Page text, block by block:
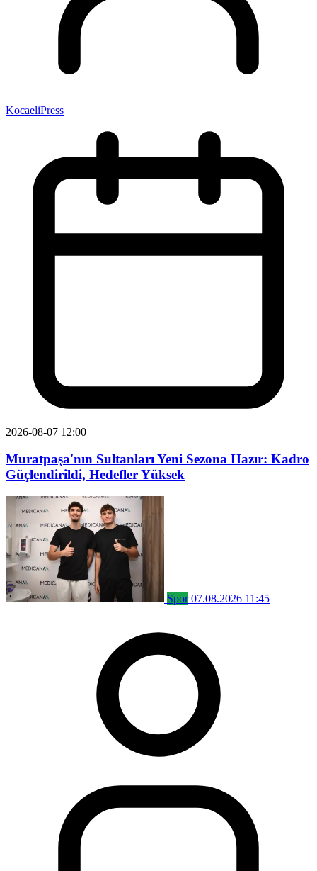
KocaeliPress
2026-08-07 12:00
Muratpaşa'nın Sultanları Yeni Sezona Hazır: Kadro
Güçlendirildi, Hedefler Yüksek
Spor 07.08.2026 11:45